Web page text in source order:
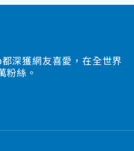
深獲網友喜愛，在全世界
粉絲。